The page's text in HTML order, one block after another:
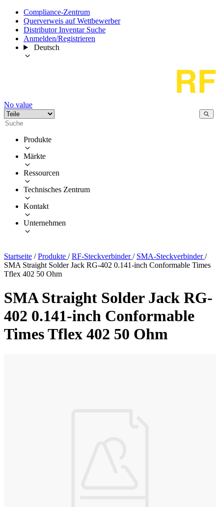
Compliance-Zentrum
Querverweis auf Wettbewerber
Distributor Inventar Suche
Anmelden/Registrieren
Deutsch
No value
Produkte
Märkte
Ressourcen
Technisches Zentrum
Kontakt
Unternehmen
Startseite / Produkte / RF-Steckverbinder/ SMA-Steckverbinder/
SMA Straight Solder Jack RG-402 0.141-inch Conformable Times
Tflex 402 50 Ohm
SMA Straight Solder Jack RG-
402 0.141-inch Conformable
Times Tflex 402 50 Ohm